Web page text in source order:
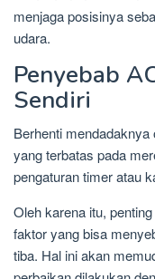
menjaga posisinya
udara.
Penyebab
Sendiri
Berhenti
yang terbatas pada
pengaturan timer atau
Oleh karena itu,
faktor yang bisa
tiba. Hal ini akan